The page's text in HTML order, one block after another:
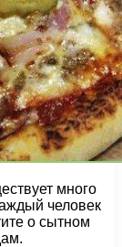
много
человек
о сытном